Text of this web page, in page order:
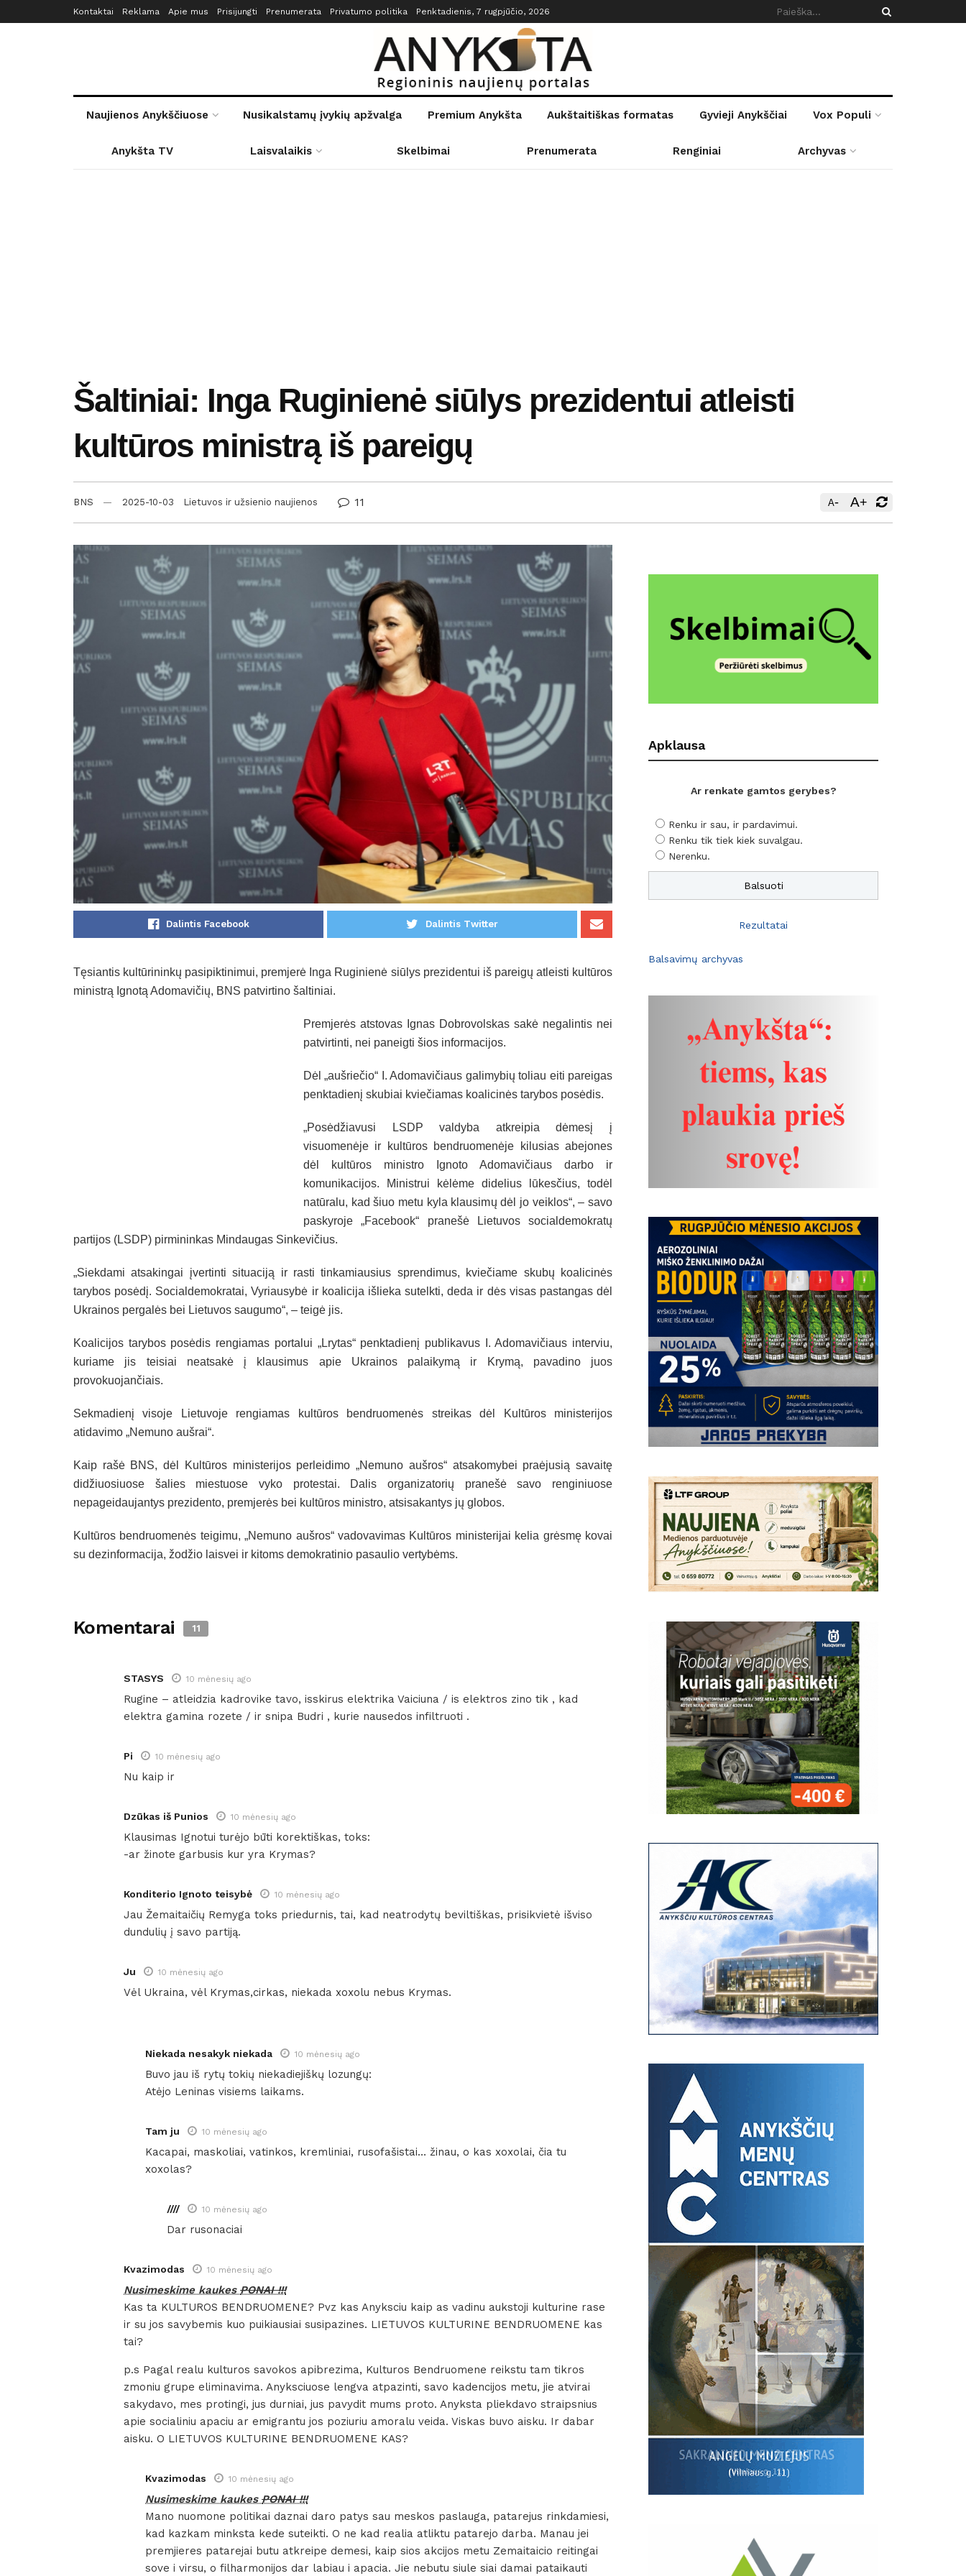
Kontaktai Reklama Apie mus Prisijungti Prenumerata Privatumo politika Penktadienis, 7 rugpjūčio, 2026
Naujienos Anykščiuose Nusikalstamų įvykių apžvalga Premium Anykšta Aukštaitiškas formatas Gyvieji Anykščiai Vox Populi
Anykšta TV Laisvalaikis Skelbimai Prenumerata Renginiai Archyvas
Šaltiniai: Inga Ruginienė siūlys prezidentui atleisti
kultūros ministrą iš pareigų
BNS 2025-10-03 Lietuvos ir užsienio naujienos 11 A- A+
Dalintis Facebook Dalintis Twitter
Tęsiantis kultūrininkų pasipiktinimui, premjerė Inga Ruginienė siūlys prezidentui iš pareigų atleisti kultūros
ministrą Ignotą Adomavičių, BNS patvirtino šaltiniai.
Premjerės atstovas Ignas Dobrovolskas sakė negalintis nei
patvirtinti, nei paneigti šios informacijos.
Dėl „aušriečio“ I. Adomavičiaus galimybių toliau eiti pareigas
penktadienį skubiai kviečiamas koalicinės tarybos posėdis.
„Posėdžiavusi LSDP valdyba atkreipia dėmesį į
visuomenėje ir kultūros bendruomenėje kilusias abejones
dėl kultūros ministro Ignoto Adomavičiaus darbo ir
komunikacijos. Ministrui kėlėme didelius lūkesčius, todėl
natūralu, kad šiuo metu kyla klausimų dėl jo veiklos“, – savo
paskyroje „Facebook“ pranešė Lietuvos socialdemokratų
partijos (LSDP) pirmininkas Mindaugas Sinkevičius.
„Siekdami atsakingai įvertinti situaciją ir rasti tinkamiausius sprendimus, kviečiame skubų koalicinės
tarybos posėdį. Socialdemokratai, Vyriausybė ir koalicija išlieka sutelkti, deda ir dės visas pastangas dėl
Ukrainos pergalės bei Lietuvos saugumo“, – teigė jis.
Koalicijos tarybos posėdis rengiamas portalui „Lrytas“ penktadienį publikavus I. Adomavičiaus interviu,
kuriame jis teisiai neatsakė į klausimus apie Ukrainos palaikymą ir Krymą, pavadino juos
provokuojančiais.
Sekmadienį visoje Lietuvoje rengiamas kultūros bendruomenės streikas dėl Kultūros ministerijos
atidavimo „Nemuno aušrai“.
Kaip rašė BNS, dėl Kultūros ministerijos perleidimo „Nemuno aušros“ atsakomybei praėjusią savaitę
didžiuosiuose šalies miestuose vyko protestai. Dalis organizatorių pranešė savo renginiuose
nepageidaujantys prezidento, premjerės bei kultūros ministro, atsisakantys jų globos.
Kultūros bendruomenės teigimu, „Nemuno aušros“ vadovavimas Kultūros ministerijai kelia grėsmę kovai
su dezinformacija, žodžio laisvei ir kitoms demokratinio pasaulio vertybėms.
Komentarai 11
STASYS 10 mėnesių ago
Rugine – atleidzia kadrovike tavo, isskirus elektrika Vaiciuna / is elektros zino tik , kad
elektra gamina rozete / ir snipa Budri , kurie nausedos infiltruoti .
Pi 10 mėnesių ago
Nu kaip ir
Dzūkas iš Punios 10 mėnesių ago
Klausimas Ignotui turėjo būti korektiškas, toks:
-ar žinote garbusis kur yra Krymas?
Konditerio Ignoto teisybė 10 mėnesių ago
Jau Žemaitaičių Remyga toks priedurnis, tai, kad neatrodytų beviltiškas, prisikvietė išviso
dundulių į savo partiją.
Ju 10 mėnesių ago
Vėl Ukraina, vėl Krymas,cirkas, niekada xoxolu nebus Krymas.
Niekada nesakyk niekada 10 mėnesių ago
Buvo jau iš rytų tokių niekadiejiškų lozungų:
Atėjo Leninas visiems laikams.
Tam ju 10 mėnesių ago
Kacapai, maskoliai, vatinkos, kremliniai, rusofašistai… žinau, o kas xoxolai, čia tu
xoxolas?
//// 10 mėnesių ago
Dar rusonaciai
Kvazimodas 10 mėnesių ago
Nusimeskime kaukes PONAI !!!
Kas ta KULTUROS BENDRUOMENE? Pvz kas Anyksciu kaip as vadinu aukstoji kulturine rase
ir su jos savybemis kuo puikiausiai susipazines. LIETUVOS KULTURINE BENDRUOMENE kas
tai?
p.s Pagal realu kulturos savokos apibrezima, Kulturos Bendruomene reikstu tam tikros
zmoniu grupe eliminavima. Anyksciuose lengva atpazinti, savo kadencijos metu, jie atvirai
sakydavo, mes protingi, jus durniai, jus pavydit mums proto. Anyksta pliekdavo straipsnius
apie socialiniu apaciu ar emigrantu jos poziuriu amoralu veida. Viskas buvo aisku. Ir dabar
aisku. O LIETUVOS KULTURINE BENDRUOMENE KAS?
Kvazimodas 10 mėnesių ago
Nusimeskime kaukes PONAI !!!
Mano nuomone politikai daznai daro patys sau meskos paslauga, patarejus rinkdamiesi,
kad kazkam minksta kede suteikti. O ne kad realia atliktu patarejo darba. Manau jei
premjieres patarejai butu atkreipe demesi, kaip sios akcijos metu Zemaitaicio reitingai
sove i virsu, o filharmonijos dar labiau i apacia. Jie nebutu siule siai damai pataikauti
Apklausa
Ar renkate gamtos gerybes?
Renku ir sau, ir pardavimui.
Renku tik tiek kiek suvalgau.
Nerenku.
Rezultatai
Balsavimų archyvas